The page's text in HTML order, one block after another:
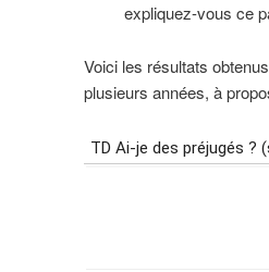
expliquez-vous ce
Voici les résultats
plusieurs années, à